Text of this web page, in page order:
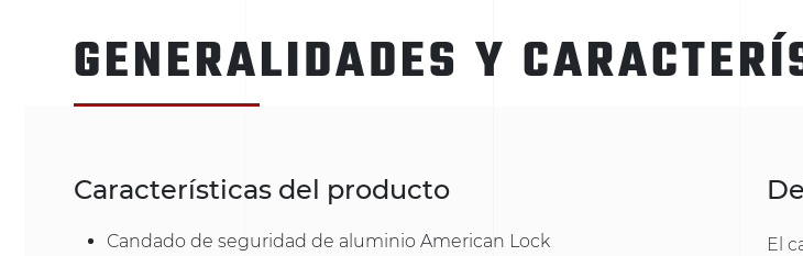
GENERALIDADES Y
Características del producto
Candado de seguridad de aluminio American Lock
El